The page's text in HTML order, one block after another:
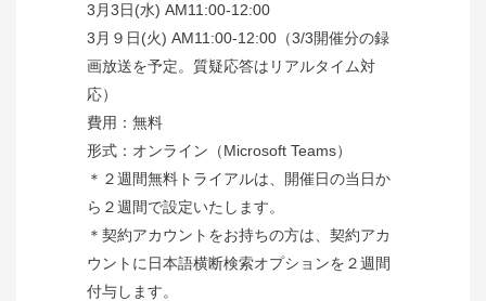
3月3日(水) AM11:00-12:00
3月９日(火) AM11:00-12:00（3/3開催分の録
画放送を予定。質疑応答はリアルタイム対
応）
費用：無料
形式：オンライン（Microsoft Teams）
＊２週間無料トライアルは、開催日の当日か
ら２週間で設定いたします。
＊契約アカウントをお持ちの方は、契約アカ
ウントに日本語横断検索オプションを２週間
付与します。